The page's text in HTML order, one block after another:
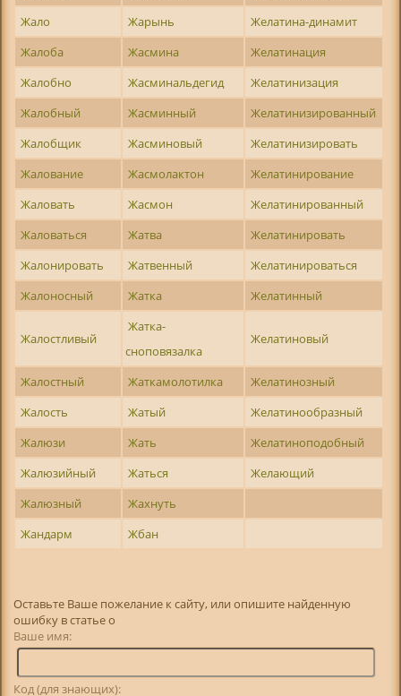
Жало
Жарынь
Желатина-динамит
Жалоба
Жасмина
Желатинация
Жалобно
Жасминальдегид
Желатинизация
Жалобный
Жасминный
Желатинизированный
Жалобщик
Жасминовый
Желатинизировать
Жалование
Жасмолактон
Желатинирование
Жаловать
Жасмон
Желатинированный
Жаловаться
Жатва
Желатинировать
Жалонировать
Жатвенный
Желатинироваться
Жалоносный
Жатка Желатинный
Жалостливый
Жатка-
сноповязалка
Желатиновый
Жалостный Жаткамолотилка
Желатинозный
Жалость
Жатый
Желатинообразный
Жалюзи
Жать
Желатиноподобный
Жалюзийный
Жаться
Желающий
Жалюзный
Жахнуть
Жандарм
Жбан
Оставьте Ваше пожелание к сайту, или опишите найденную
ошибку в статье о
Ваше имя:
Код (для знающих):